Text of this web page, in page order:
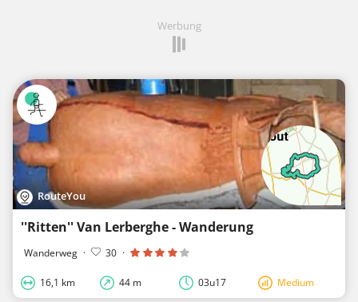
Werbung
RouteYou
''Ritten'' Van Lerberghe - Wanderung
Wanderweg · 30 ·
16,1 km 44 m 03u17 Medium